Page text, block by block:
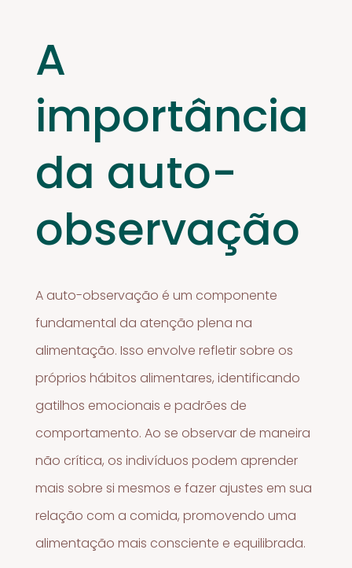
A
importância
da auto-
observação
A auto-observação é um componente
fundamental da atenção plena na
alimentação. Isso envolve refletir sobre os
próprios hábitos alimentares, identificando
gatilhos emocionais e padrões de
comportamento. Ao se observar de maneira
não crítica, os indivíduos podem aprender
mais sobre si mesmos e fazer ajustes em sua
relação com a comida, promovendo uma
alimentação mais consciente e equilibrada.